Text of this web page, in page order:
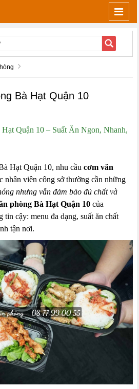
Bà Hạt Quận 10
Quận 10 – Suất Ăn Ngon, Nhanh,
Hạt Quận 10, nhu cầucơm văn
nhân viên công sở thường cần những
nhưng vẫn đảm bảo đủ chất và
phòng Bà Hạt Quận 10 của
cậy: menu đa dạng, suất ăn chất
tận nơi.